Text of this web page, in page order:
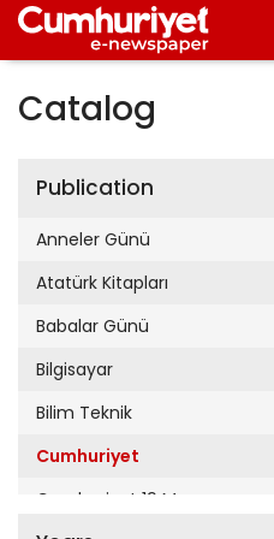
Catalog
Publication
Anneler Günü
Atatürk Kitapları
Babalar Günü
Bilgisayar
Bilim Teknik
Cumhuriyet
Cumhuriyet 19 Mayıs